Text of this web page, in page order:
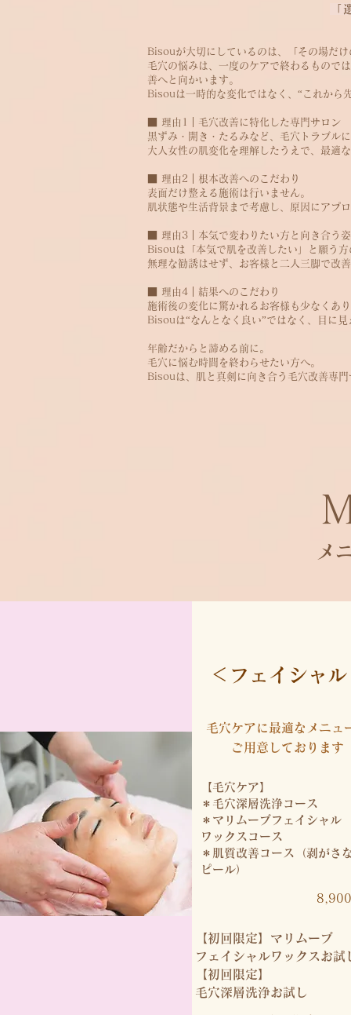
「
Bisouが大切にしているのは、「その場だ
毛穴の悩みは、一度のケアで終わるもので
善へと向かいます。
Bisouは一時的な変化ではなく、“これから
■ 理由1｜毛穴改善に特化した専門サロン
黒ずみ・開き・たるみなど、毛穴トラブル
大人女性の肌変化を理解したうえで、最適
■ 理由2｜根本改善へのこだわり
表面だけ整える施術は行いません。
肌状態や生活背景まで考慮し、原因にアプ
■ 理由3｜本気で変わりたい方と向き合う
Bisouは「本気で肌を改善したい」と願う
無理な勧誘はせず、お客様と二人三脚で改
■ 理由4｜結果へのこだわり
施術後の変化に驚かれるお客様も少なくあ
Bisouは“なんとなく良い”ではなく、目に
年齢だからと諦める前に。
毛穴に悩む時間を終わらせたい方へ。
Bisouは、肌と真剣に向き合う毛穴改善専
メ
＜フェイシャル
毛穴ケアに最適なメニュ
​ご用意しております
【毛穴ケア】
＊毛穴深層洗浄コース
＊マリムーブフェイシャル
ワックスコース
＊肌質改善コース（剥がさ
ピール）
【初回限定】​マリムーブ
フェイシャルワックスお試
​【初回限定】
毛穴深層洗浄お試し